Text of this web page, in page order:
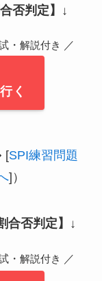
否判定】 ↓
・ 解説付き ／
く
[SPI練習問題
]）
合否判定】 ↓
・ 解説付き ／